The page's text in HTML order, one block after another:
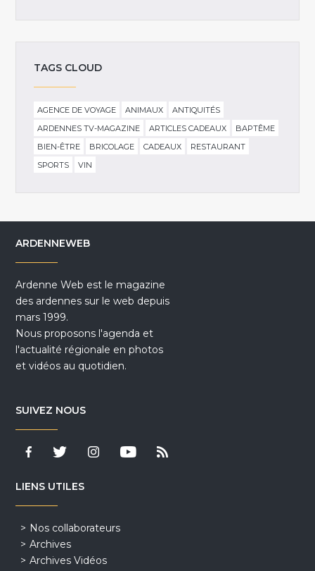
TAGS CLOUD
AGENCE DE VOYAGE ANIMAUX
ANTIQUITÉS
ARDENNES TV-MAGAZINE
ARTICLES CADEAUX
BAPTÊME
BIEN-ÊTRE
BRICOLAGE CADEAUX
RESTAURANT
SPORTS
VIN
ARDENNEWEB
Ardenne Web est le magazine
des ardennes sur le web depuis
mars 1999.
Nous proposons l'agenda et
l'actualité régionale en photos
et vidéos au quotidien.
SUIVEZ NOUS
LIENS UTILES
Nos collaborateurs
Archives
Archives Vidéos